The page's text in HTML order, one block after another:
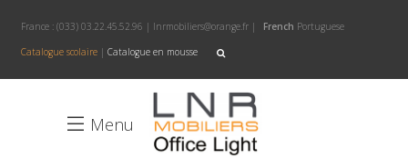
France : (033) 03.22.45.52.96 | lnrmobiliers@orange.fr | French Portuguese
Catalogue scolaire | Catalogue en mousse
Menu